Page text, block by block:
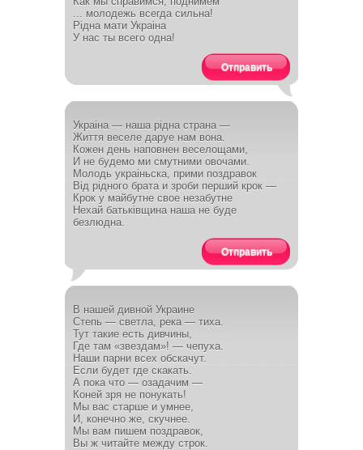
... молодежь всегда сильна!
Рiдна мати Украiна
У нас ты всего одна!
Отправить
Украiна — наша рiдна страна —
Життя веселе даруе нам вона.
Кожен день наповнен веселощами,
И не будемо ми смутними овочами.
Молодь украiньска, прими поздравок
Вiд рiдного брата и зроби перший крок —
Крок у майбутне свое незабутне
Нехай батькiвщина наша не буде
безлюдна.
Отправить
В нашей дивной Украине
Степь — светла, река — тиха.
Тут такие есть дивчины,
Где там «звездам»! — чепуха.
Наши парни всех обскачут.
Если будет где скакать.
А пока что — озадачим —
Коней зря не понукать!
Мы вас старше и умнее,
И, конечно же, скучнее.
Мы вам пишем поздравок,
Вы ж читайте между строк.